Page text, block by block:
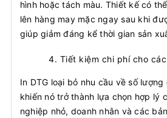
hình hoặc tách màu. Thiết kế có
lên hàng may mặc ngay sau khi
giúp giảm đáng kể thời gian sản
4. Tiết kiệm chi phí cho
In DTG loại bỏ nhu cầu về số
khiến nó trở thành lựa chọn hợp lý
nghiệp nhỏ, doanh nhân và các